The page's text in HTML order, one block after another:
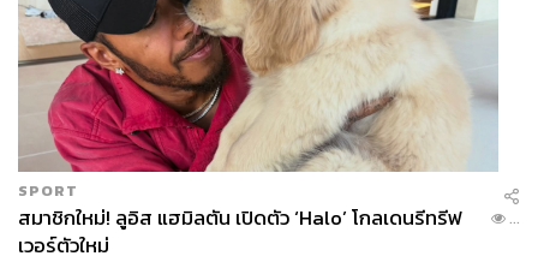
SPORT
สมาชิกใหม่! ลูอิส แฮมิลตัน เปิดตัว ‘Halo’ โกลเดนรีทรีฟ
เวอร์ตัวใหม่
...